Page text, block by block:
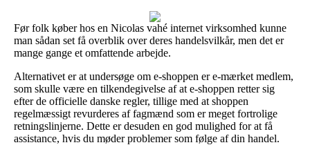
Før folk køber hos en Nicolas vahé internet virksomhed kunne
man sådan set få overblik over deres handelsvilkår, men det er
mange gange et omfattende arbejde.
Alternativet er at undersøge om e-shoppen er e-mærket medlem,
som skulle være en tilkendegivelse af at e-shoppen retter sig
efter de officielle danske regler, tillige med at shoppen
regelmæssigt revurderes af fagmænd som er meget fortrolige
retningslinjerne. Dette er desuden en god mulighed for at få
assistance, hvis du møder problemer som følge af din handel.